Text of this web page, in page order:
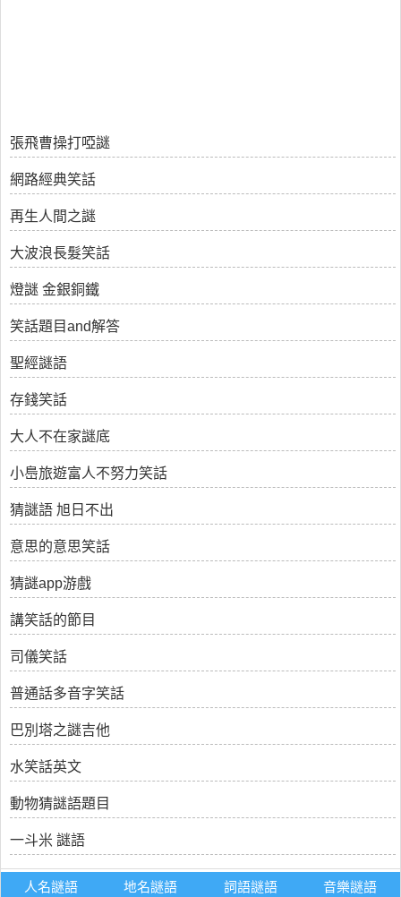
張飛曹操打啞謎
網路經典笑話
再生人間之謎
大波浪長髮笑話
燈謎 金銀銅鐵
笑話題目and解答
聖經謎語
存錢笑話
大人不在家謎底
小㠀旅遊富人不努力笑話
猜謎語 旭日不出
意思的意思笑話
猜謎app游戲
講笑話的節目
司儀笑話
普通話多音字笑話
巴別塔之謎吉他
水笑話英文
動物猜謎語題目
一斗米 謎語
人名謎語 地名謎語 詞語謎語 音樂謎語